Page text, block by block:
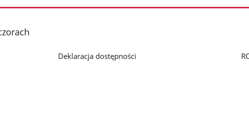
Deklaracja dostępności